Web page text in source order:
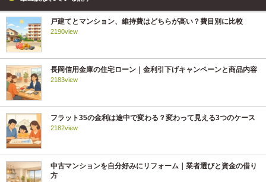
戸建てとマンション、維持費はどちらが高い？費目別に比較
2190view
長岡信用金庫の住宅ローン｜金利引下げキャンペーンと商品内容
2183view
フラット35の金利は途中で変わる？変わって見える3つのケース
2182view
中古マンションを自分好みにリフォーム｜業者選びと資金の借り
方